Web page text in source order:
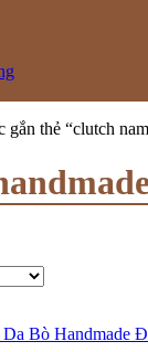
gắn thẻ “clutch